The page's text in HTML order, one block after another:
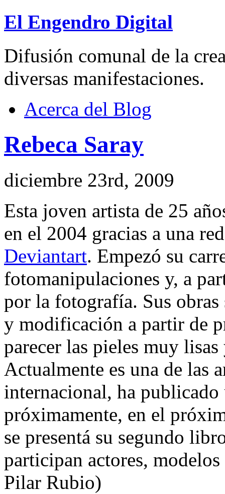
El Engendro Digital
Difusión comunal de la
diversas manifestaciones.
Acerca del Blog
Rebeca Saray
diciembre 23rd, 2009
Esta joven artista de 25
en el 2004 gracias a una
Deviantart. Empezó su
fotomanipulaciones y, a
por la fotografía. Sus obras
y modificación a partir de
parecer las pieles muy
Actualmente es una de las
internacional, ha
próximamente, en el
se presentá su segundo
participan actores,
Pilar Rubio)